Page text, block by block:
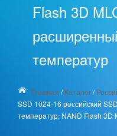
Flash 3D
температур
Главная /Каталог/
SSD 1024-16 российский
температур, NAND Flash 3D